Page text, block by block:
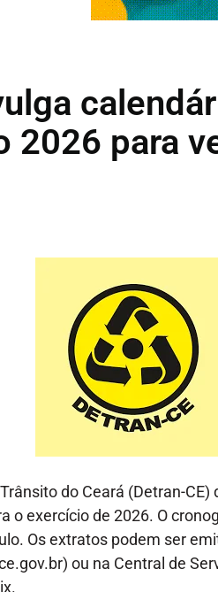
2026 para
do Ceará (Detran-
o exercício de 2026. O
Os extratos podem ser
ou na Central de